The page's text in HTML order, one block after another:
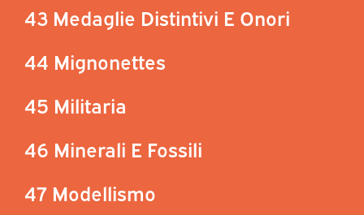
43 Medaglie Distintivi E Onori
44 Mignonettes
45 Militaria
46 Minerali E Fossili
47 Modellismo